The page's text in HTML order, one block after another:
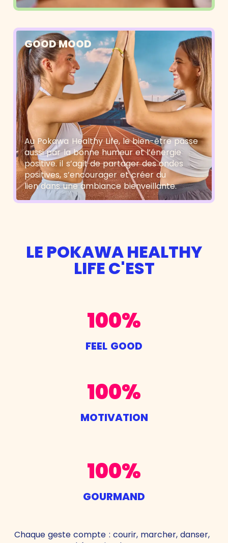
GOOD MOOD
Au Pokawa Healthy Life, le bien-être passe
aussi par la bonne humeur et l’énergie
positive. il s’agit de partager des ondes
positives, s’encourager et créer du
lien dans une ambiance bienveillante.
LE POKAWA HEALTHY
LIFE C'EST
100%
FEEL GOOD
100%
MOTIVATION
100%
GOURMAND
Chaque geste compte : courir, marcher, danser,